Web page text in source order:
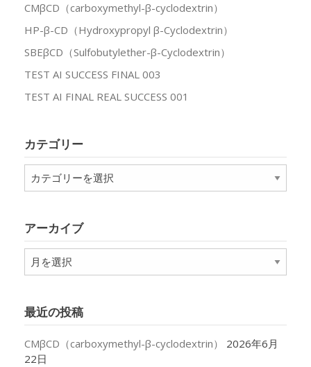
CMβCD（carboxymethyl-β-cyclodextrin）
HP-β-CD（Hydroxypropyl β-Cyclodextrin）
SBEβCD（Sulfobutylether-β-Cyclodextrin）
TEST AI SUCCESS FINAL 003
TEST AI FINAL REAL SUCCESS 001
カテゴリー
テ
ー
アーカイブ
ア
ー
ブ
最近の投稿
CMβCD（carboxymethyl-β-cyclodextrin）
2026年6月
22日